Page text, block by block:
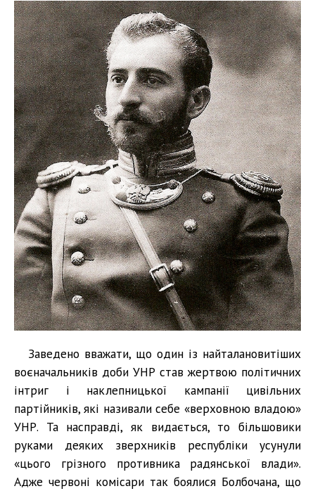
Заведено вважати, що один із найталановитіших
воєначальників доби УНР став жертвою політичних
інтриг і наклепницької кампанії цивільних
партійників, які називали себе «верховною владою»
УНР. Та насправді, як видається, то більшовики
руками деяких зверхників республіки усунули
«цього грізного противника радянської влади».
Адже червоні комісари так боялися Болбочана, що